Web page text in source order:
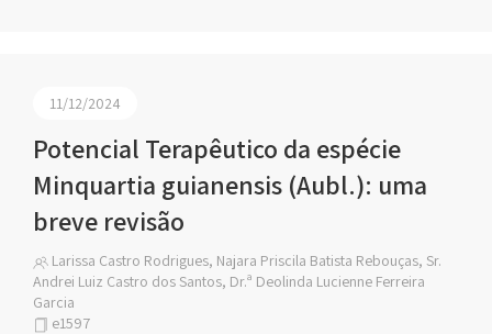
11/12/2024
Potencial Terapêutico da espécie
Minquartia guianensis (Aubl.): uma
breve revisão
Larissa Castro Rodrigues, Najara Priscila Batista Rebouças, Sr.
Andrei Luiz Castro dos Santos, Dr.ª Deolinda Lucienne Ferreira
Garcia
e1597